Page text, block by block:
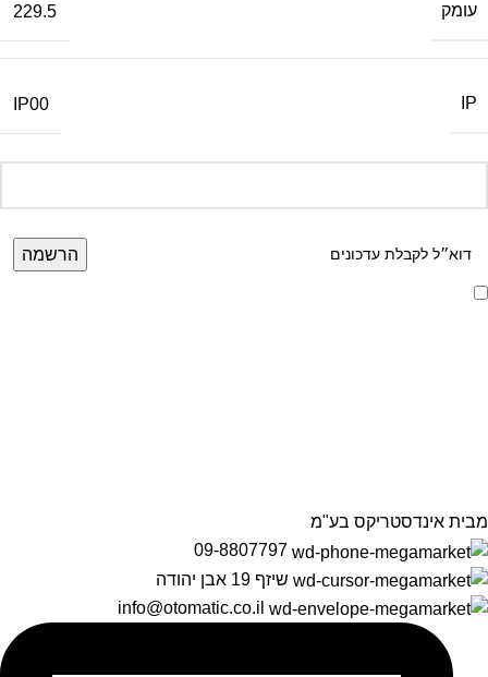
עומק 229.5
IP
IP00
מבית אינדסטריקס בע"מ
09-8807797
שיזף 19 אבן יהודה
info@otomatic.co.il